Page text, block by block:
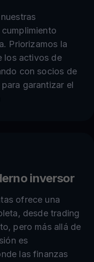
Priorizamos la
los activos de
con socios de
garantizar el
inversor
ofrece una
desde trading
pero más allá de
es
las finanzas